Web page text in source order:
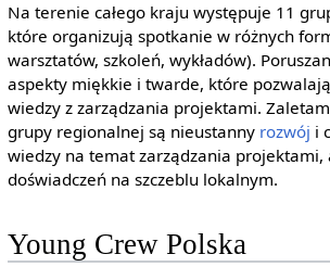
Na terenie całego kraju występuje 11
które organizują spotkanie w różnych
warsztatów, szkoleń, wykładów).
aspekty miękkie i twarde, które
wiedzy z zarządzania projektami.
grupy regionalnej są nieustanny rozwój i
wiedzy na temat zarządzania projektami,
doświadczeń na szczeblu lokalnym.
Young Crew Polska